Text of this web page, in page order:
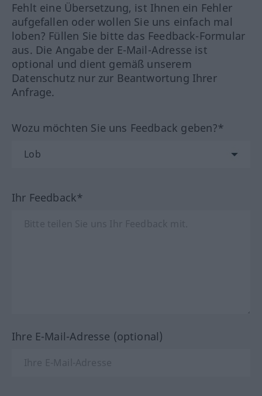
Fehlt eine Übersetzung, ist Ihnen ein Fehler
aufgefallen oder wollen Sie uns einfach mal
loben? Füllen Sie bitte das Feedback-Formular
aus. Die Angabe der E-Mail-Adresse ist
optional und dient gemäß unserem
Datenschutz nur zur Beantwortung Ihrer
Anfrage.
Wozu möchten Sie uns Feedback geben?*
Ihr Feedback*
Ihre E-Mail-Adresse (optional)